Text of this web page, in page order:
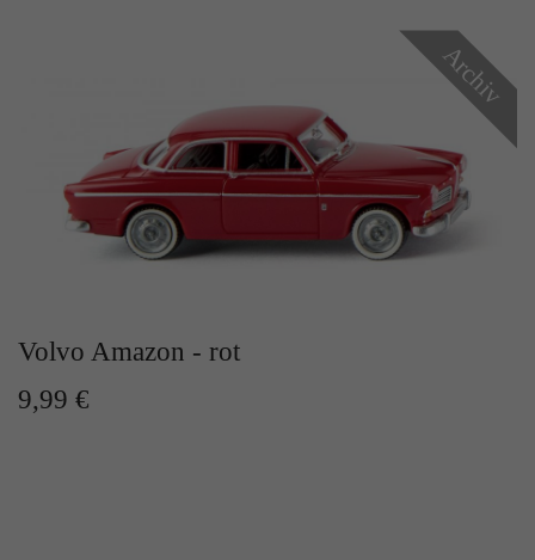
Archiv
Volvo Amazon - rot
9,99 €